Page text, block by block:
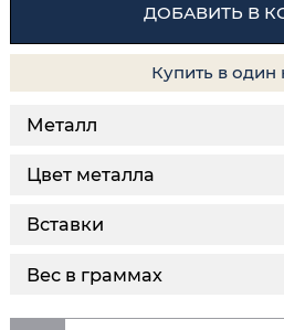
ДОБАВИТЬ В
Купить в один
Металл
Цвет металла
Вставки
Вес в граммах